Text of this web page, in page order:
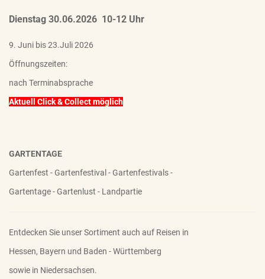
Dienstag 30.06.2026 10-12 Uhr
9. Juni bis 23.Juli 2026
Öffnungszeiten:
nach Terminabsprache
Aktuell Click & Collect möglich
GARTENTAGE
Gartenfest - Gartenfestival - Gartenfestivals -
Gartentage - Gartenlust - Landpartie
Entdecken Sie unser Sortiment auch auf Reisen in
Hessen, Bayern und Baden - Württemberg
sowie in Niedersachsen.